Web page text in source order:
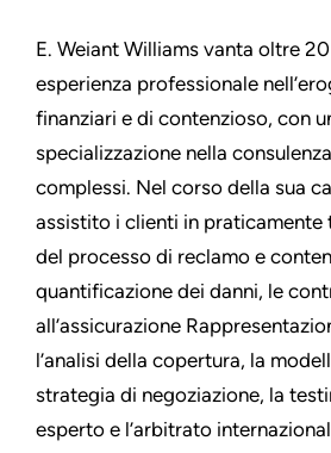
E. Weiant Williams vanta oltre
esperienza professionale
finanziari e di contenzioso, con
specializzazione nella
complessi. Nel corso della sua
assistito i clienti in
del processo di reclamo e
quantificazione dei danni, le
all’assicurazione
l’analisi della copertura, la
strategia di negoziazione, la
esperto e l’arbitrato